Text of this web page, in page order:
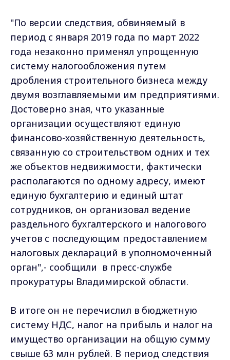
"По версии следствия, обвиняемый в
период с января 2019 года по март 2022
года незаконно применял упрощенную
систему налогообложения путем
дробления строительного бизнеса между
двумя возглавляемыми им предприятиями.
Достоверно зная, что указанные
организации осуществляют единую
финансово-хозяйственную деятельность,
связанную со строительством одних и тех
же объектов недвижимости, фактически
располагаются по одному адресу, имеют
единую бухгалтерию и единый штат
сотрудников, он организовал ведение
раздельного бухгалтерского и налогового
учетов с последующим предоставлением
налоговых деклараций в уполномоченный
орган",- сообщили в пресс-службе
прокуратуры Владимирской области.
В итоге он не перечислил в бюджетную
систему НДС, налог на прибыль и налог на
имущество организации на общую сумму
свыше 63 млн рублей. В период следствия